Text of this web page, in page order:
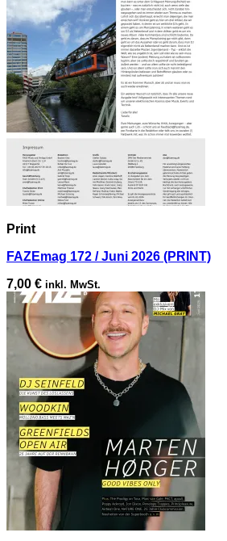
Print
FAZEmag 172 / Juni 2026 (PRINT)
7,00 € inkl. MwSt.